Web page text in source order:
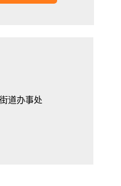
道办事处